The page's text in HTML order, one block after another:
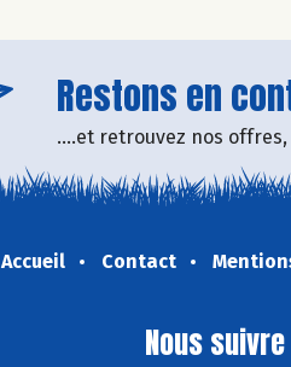
Restons en
....et retrouvez nos
Accueil Contact
Nous